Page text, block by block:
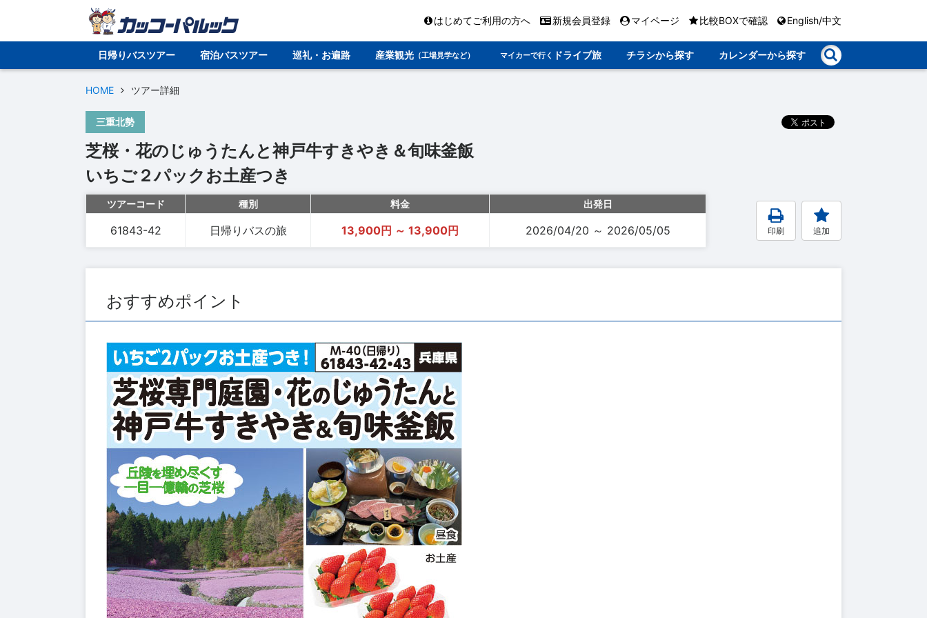
はじめてご利用の方へ 新規会員登録 マイページ 比較BOXで確認 English/中文
日帰りバスツアー 宿泊バスツアー 巡礼・お遍路 産業観光 （工場見学など） マイカーで行く ドライブ旅 チラシから探す カレンダーから探す
HOME ツアー詳細
三重北勢
芝桜・花のじゅうたんと神戸牛すきやき＆旬味釜飯
いちご２パックお土産つき
ツアーコード 種別 料金 出発日
61843-42 日帰りバスの旅 13,900円 ～ 13,900円 2026/04/20 ～ 2026/05/05 印刷 追加
おすすめポイント